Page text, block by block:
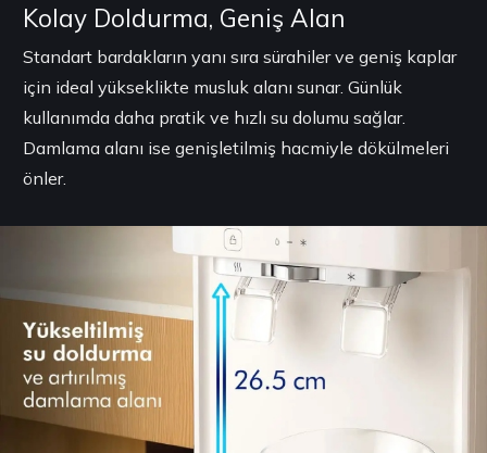
Kolay Doldurma, Geniş Alan
Standart bardakların yanı sıra sürahiler ve geniş kaplar
için ideal yükseklikte musluk alanı sunar. Günlük
kullanımda daha pratik ve hızlı su dolumu sağlar.
Damlama alanı ise genişletilmiş hacmiyle dökülmeleri
önler.